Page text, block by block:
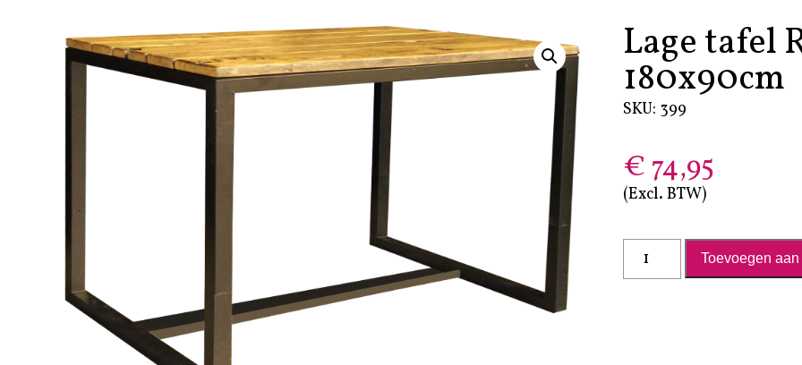
Lage tafel
180x90cm
SKU: 399
€ 74,95
(Excl. BTW)
Lage tafel RAW Nature XXL - 180x90cm aantal
Toevoegen aan